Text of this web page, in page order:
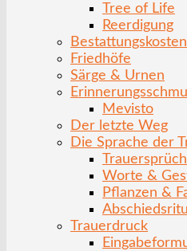
Tree of Life
Reerdigung
Bestattungskosten
Friedhöfe
Särge & Urnen
Mevisto
Der letzte Weg
Die Sprache der
Worte &
Pflanzen &
Trauerdruck